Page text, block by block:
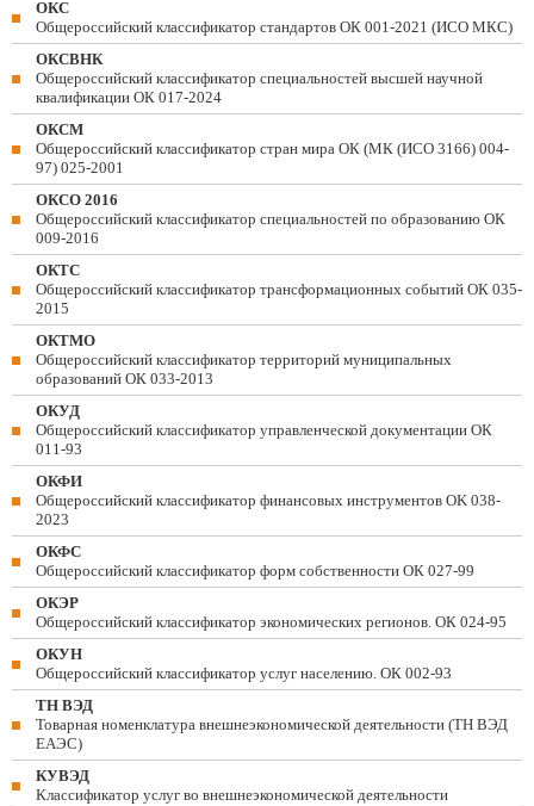
ОКС
Общероссийский классификатор стандартов ОК 001-2021 (ИСО МКС)
ОКСВНК
Общероссийский классификатор специальностей высшей научной
квалификации ОК 017-2024
ОКСМ
Общероссийский классификатор стран мира ОК (МК (ИСО 3166) 004-
97) 025-2001
ОКСО 2016
Общероссийский классификатор специальностей по образованию ОК
009-2016
ОКТС
Общероссийский классификатор трансформационных событий ОК 035-
2015
ОКТМО
Общероссийский классификатор территорий муниципальных
образований ОК 033-2013
ОКУД
Общероссийский классификатор управленческой документации ОК
011-93
ОКФИ
Общероссийский классификатор финансовых инструментов OK 038-
2023
ОКФС
Общероссийский классификатор форм собственности ОК 027-99
ОКЭР
Общероссийский классификатор экономических регионов. ОК 024-95
ОКУН
Общероссийский классификатор услуг населению. ОК 002-93
ТН ВЭД
Товарная номенклатура внешнеэкономической деятельности (ТН ВЭД
ЕАЭС)
КУВЭД
Классификатор услуг во внешнеэкономической деятельности